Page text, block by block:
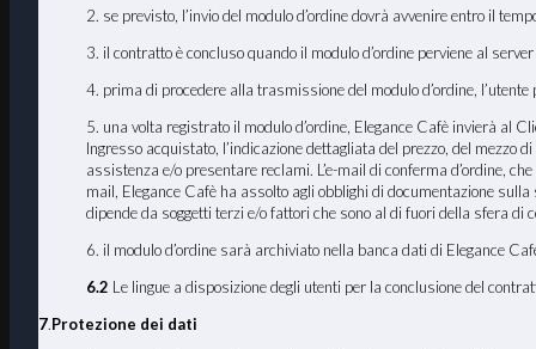
2. se previsto, l’invio del modulo d’ordine dovrà avvenire entro il
3. il contratto è concluso quando il modulo d’ordine perviene al
4. prima di procedere alla trasmissione del modulo d’ordine,
5. una volta registrato il modulo d’ordine, Elegance Cafè invierà al
Ingresso acquistato, l’indicazione dettagliata del prezzo, del mezzo
assistenza e/o presentare reclami. L’e-mail di conferma d’ordine,
mail, Elegance Cafè ha assolto agli obblighi di documentazione
dipende da soggetti terzi e/o fattori che sono al di fuori della sfera di
6. il modulo d’ordine sarà archiviato nella banca dati di Elegance
6.2 Le lingue a disposizione degli utenti per la conclusione del
7.Protezione dei dati